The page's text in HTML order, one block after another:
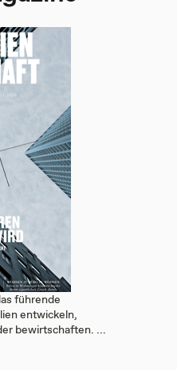
führende
entwickeln,
bewirtschaften. ...